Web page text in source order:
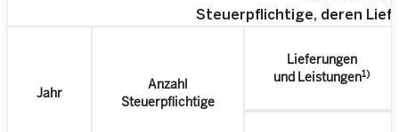
Steuerpflichtige, deren
Jahr
Anzahl
Steuerpflichtige
Lieferungen
und Leistungen1)